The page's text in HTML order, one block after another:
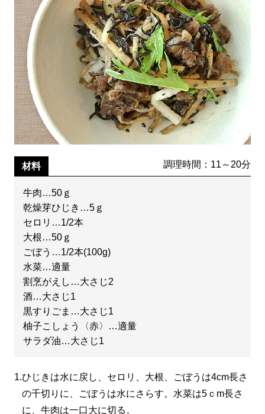
材料 調理時間：11～20分
牛肉…50ｇ
乾燥芽ひじき…5ｇ
セロリ…1/2本
大根…50ｇ
ごぼう…1/2本(100g)
水菜…適量
割烹がえし…大さじ2
酒…大さじ1
黒すりごま…大さじ1
柚子こしょう〈赤〉…適量
サラダ油…大さじ1
1.ひじきは水に戻し、セロリ、大根、ごぼうは4cm長さ
の千切りに、ごぼうは水にさらす。水菜は5ｃm長さ
に、牛肉は一口大に切る。